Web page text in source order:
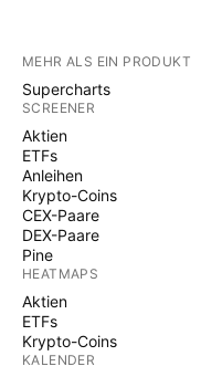
MEHR ALS EIN PRODUKT
Supercharts
SCREENER
Aktien
ETFs
Anleihen
Krypto-Coins
CEX-Paare
DEX-Paare
Pine
HEATMAPS
Aktien
ETFs
Krypto-Coins
KALENDER